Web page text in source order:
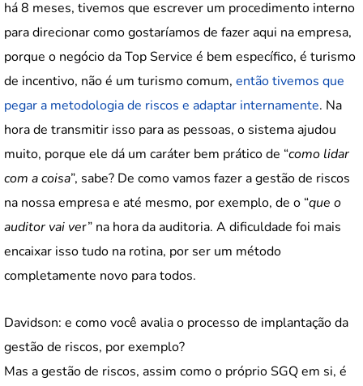
há 8 meses, tivemos que escrever um procedimento interno
para direcionar como gostaríamos de fazer aqui na empresa,
porque o negócio da Top Service é bem específico, é turismo
de incentivo, não é um turismo comum, então tivemos que
pegar a metodologia de riscos e adaptar internamente. Na
hora de transmitir isso para as pessoas, o sistema ajudou
muito, porque ele dá um caráter bem prático de “como lidar
com a coisa”, sabe? De como vamos fazer a gestão de riscos
na nossa empresa e até mesmo, por exemplo, de o “que o
auditor vai ver” na hora da auditoria. A dificuldade foi mais
encaixar isso tudo na rotina, por ser um método
completamente novo para todos.
Davidson: e como você avalia o processo de implantação da
gestão de riscos, por exemplo?
Mas a gestão de riscos, assim como o próprio SGQ em si, é